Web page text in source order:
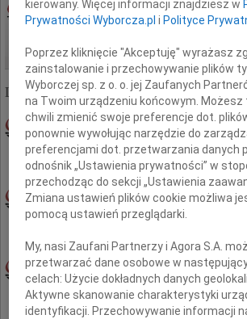
MARIANNA SZYMAŃSKA04.08.2026WARSZAWA
Gdyby miłość mogła uzdrawiać a łzy wskrzeszać
Liczba znalezionych nekrologów: 322
ZOFIA KAMIENIECKA - GRUSZCZYŃSKA
W dniu 22 lipca 2009 roku zmarła w Kopenhadze dr
roku w Warszawie. O czym zawiadamiają w smutku
EWA MASSAKOWSKA25.07.2009WARSZAWA
Żegnamy naszą Koleżankę Ewę Mossakowską
zajęcia. Zostawiłaś rodzinę, nas i swoich studentów.
ZOFIA KAMIENIECKA - GRUSZCZYŃSKA
Z żalem żegnamy zmarłą dnia 22 lipca 2009 roku w
Bohdan Paczowscy myślami z synem Aleksandrem, z
kierowany. Więcej informacji znajdziesz w
Prywatności Wyborcza.pl i Polityce
Poprzez kliknięcie "Akceptuję" wyrażasz
zainstalowanie i przechowywanie plików
Wyborczej sp. z o. o. jej Zaufanych
na Twoim urządzeniu końcowym. Możesz
chwili zmienić swoje preferencje dot.
ponownie wywołując narzędzie do
preferencjami dot. przetwarzania danych
odnośnik „Ustawienia prywatności” w
przechodząc do sekcji „Ustawienia
Zmiana ustawień plików cookie możliwa
pomocą ustawień przeglądarki.
My, nasi Zaufani Partnerzy i Agora S.A.
przetwarzać dane osobowe w
celach:Użycie dokładnych danych
Aktywne skanowanie charakterystyki
identyfikacji. Przechowywanie informacji